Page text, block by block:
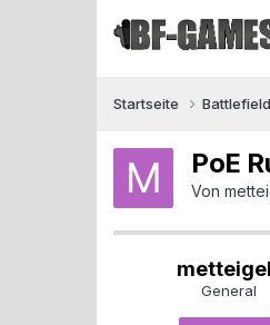
Startseite
PoE
Von
metteigel
General